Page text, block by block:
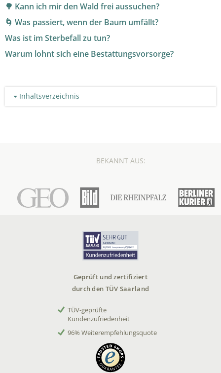
🌳 Kann ich mir den Wald frei aussuchen?
🌀 Was passiert, wenn der Baum umfällt?
Was ist im Sterbefall zu tun?
Warum lohnt sich eine Bestattungsvorsorge?
Inhaltsverzeichnis
BEKANNT AUS:
Geprüft und zertifiziert
durch den TÜV Saarland
TÜV-geprüfte
Kundenzufriedenheit
96% Weiterempfehlungsquote